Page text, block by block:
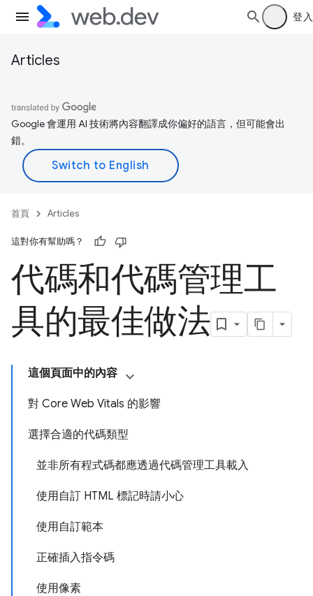
登入
Articles
Google 會運用 AI 技術將內容翻譯成你偏好的語言，但可能會出
錯。
首頁 Articles
這對你有幫助嗎？
代碼和代碼管理工
具的最佳做法
這個頁面中的內容
對 Core Web Vitals 的影響
選擇合適的代碼類型
並非所有程式碼都應透過代碼管理工具載入
使用自訂 HTML 標記時請小心
使用自訂範本
正確插入指令碼
使用像素